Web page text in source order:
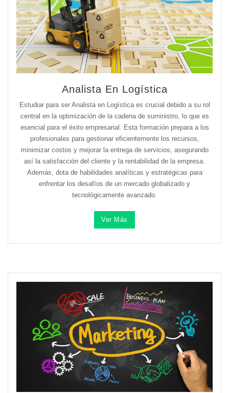
Analista En Logística
Estudiar para ser Analista en Logística es crucial debido a su rol
central en la optimización de la cadena de suministro, lo que es
esencial para el éxito empresarial. Esta formación prepara a los
profesionales para gestionar eficientemente los recursos,
minimizar costos y mejorar la entrega de servicios, asegurando
así la satisfacción del cliente y la rentabilidad de la empresa.
Además, dota de habilidades analíticas y estratégicas para
enfrentar los desafíos de un mercado globalizado y
tecnológicamente avanzado.
Ver Más